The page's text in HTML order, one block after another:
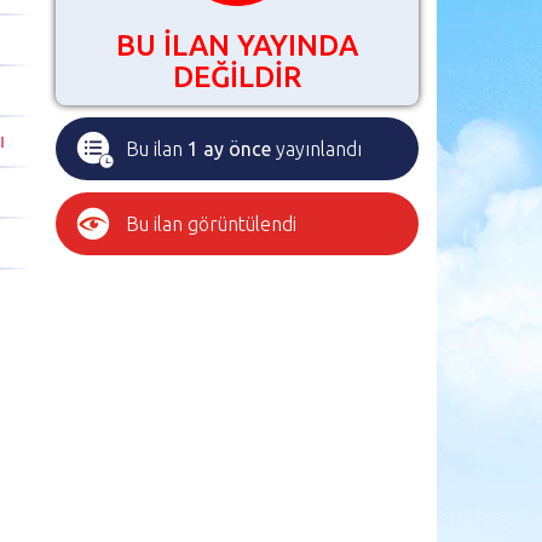
BU İLAN YAYINDA
DEĞİLDİR
Bu ilan 1 ay önce yayınlandı
Bu ilan görüntülendi